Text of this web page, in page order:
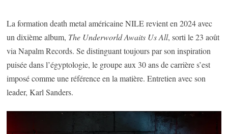
La formation death metal américaine NILE revient en 2024 avec
un dixième album, The Underworld Awaits Us All, sorti le 23 août
via Napalm Records. Se distinguant toujours par son inspiration
puisée dans l’égyptologie, le groupe aux 30 ans de carrière s’est
imposé comme une référence en la matière. Entretien avec son
leader, Karl Sanders.